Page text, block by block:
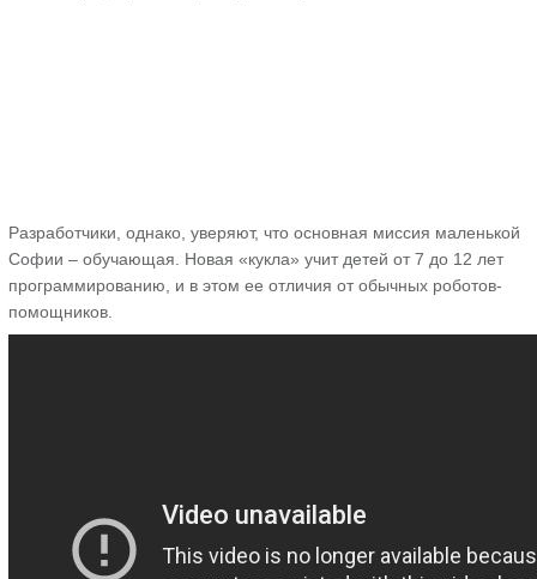
Разработчики, однако, уверяют, что основная миссия маленькой
Софии – обучающая. Новая «кукла» учит детей от 7 до 12 лет
программированию, и в этом ее отличия от обычных роботов-
помощников.